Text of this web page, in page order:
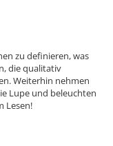
zu definieren, was
die qualitativ
Weiterhin nehmen
Lupe und beleuchten
Lesen!